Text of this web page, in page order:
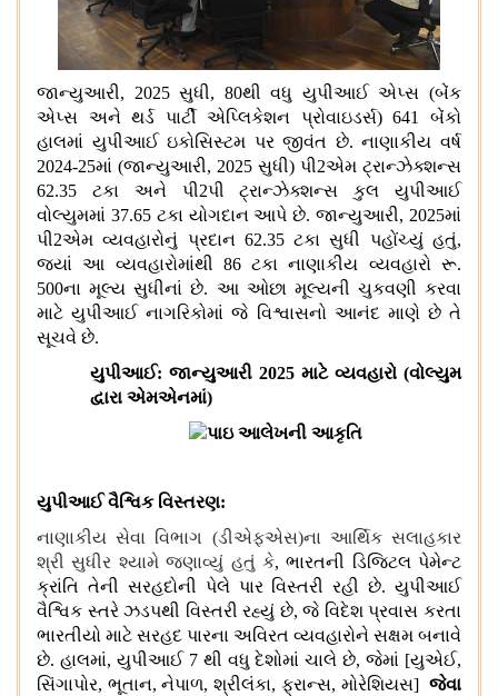
જાન્યુઆરી, 2025સુધી, 80થી વધુ યુપીઆઈ એપ્સ(બેંક
એપ્સ અને થર્ડ પાર્ટી એપ્લિકેશન પ્રોવાઇડર્સ) 641બેંકો
હાલમાં યુપીઆઈ ઇકોસિસ્ટમ પર જીવંત છે.નાણાકીય વર્ષ
2024-25માં (જાન્યુઆરી, 2025 સુધી) પી2એમ ટ્રાન્ઝેક્શન્સ
62.35 ટકા અને પી2પી ટ્રાન્ઝેક્શન્સ કુલ યુપીઆઈ
વોલ્યુમમાં 37.65 ટકા યોગદાન આપે છે.જાન્યુઆરી, 2025માં
પી2એમ વ્યવહારોનું પ્રદાન 62.35ટકા સુધી પહોંચ્યું હતું,
જ્યાં આ વ્યવહારોમાંથી 86ટકા નાણાકીય વ્યવહારો રૂ.
500ના મૂલ્ય સુધીનાં છે. આ ઓછા મૂલ્યની ચુકવણી કરવા
માટે યુપીઆઈ નાગરિકોમાં જે વિશ્વાસનો આનંદ માણે છે તે
સૂચવે છે.
યુપીઆઈ: જાન્યુઆરી 2025 માટે વ્યવહારો (વોલ્યુમ
દ્વારા એમએનમાં)
યુપીઆઈ વૈશ્વિક વિસ્તરણ:
નાણાકીય સેવા વિભાગ (ડીએફએસ)ના આર્થિક સલાહકાર
શ્રી સુધીર શ્યામે જણાવ્યું હતું કે,ભારતની ડિજિટલ પેમેન્ટ
ક્રાંતિ તેની સરહદોની પેલે પાર વિસ્તરી રહી છે. યુપીઆઈ
વૈશ્વિક સ્તરે ઝડપથી વિસ્તરી રહ્યું છે,જે વિદેશ પ્રવાસ કરતા
ભારતીયો માટે સરહદ પારના અવિરત વ્યવહારોને સક્ષમ બનાવે
છે. હાલમાં, યુપીઆઈ 7 થી વધુ દેશોમાંચાલેછે,જેમાં [યુએઈ,
સિંગાપોર, ભૂતાન,નેપાળ,શ્રીલંકા, ફ્રાન્સ, મોરેશિયસ] જેવા